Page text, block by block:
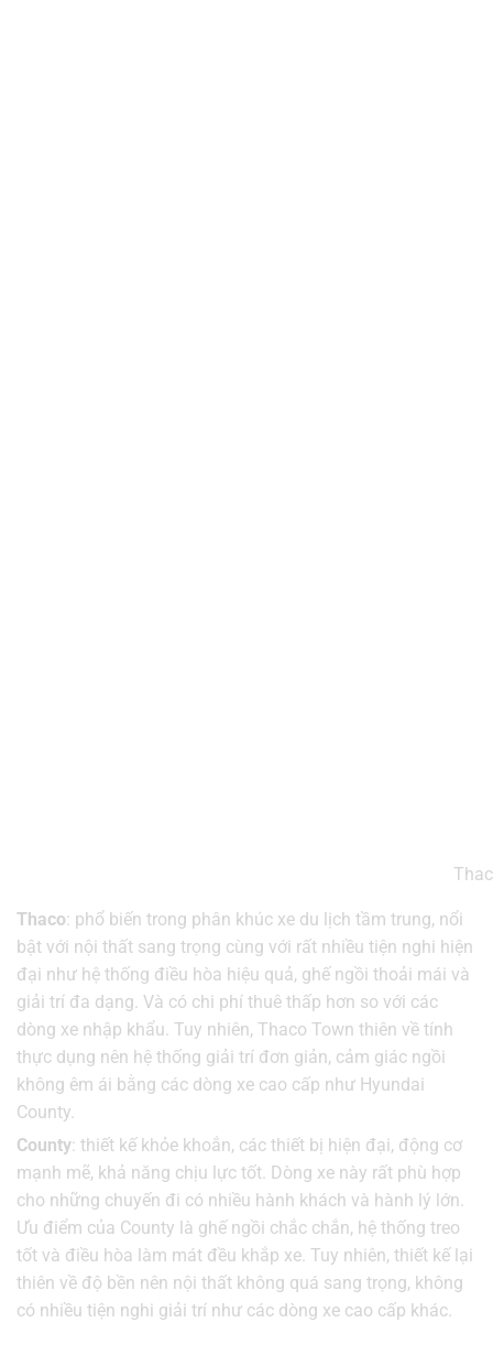
Thaco: phổ biến trong phân khúc xe du lịch tầm trung, nổi
bật với nội thất sang trọng cùng với rất nhiều tiện nghi hiện
đại như hệ thống điều hòa hiệu quả, ghế ngồi thoải mái và
giải trí đa dạng. Và có chi phí thuê thấp hơn so với các
dòng xe nhập khẩu. Tuy nhiên, Thaco Town thiên về tính
thực dụng nên hệ thống giải trí đơn giản, cảm giác ngồi
không êm ái bằng các dòng xe cao cấp như Hyundai
County.
County: thiết kế khỏe khoắn, các thiết bị hiện đại, động cơ
mạnh mẽ, khả năng chịu lực tốt. Dòng xe này rất phù hợp
cho những chuyến đi có nhiều hành khách và hành lý lớn.
Ưu điểm của County là ghế ngồi chắc chắn, hệ thống treo
tốt và điều hòa làm mát đều khắp xe. Tuy nhiên, thiết kế lại
thiên về độ bền nên nội thất không quá sang trọng, không
có nhiều tiện nghi giải trí như các dòng xe cao cấp khác.